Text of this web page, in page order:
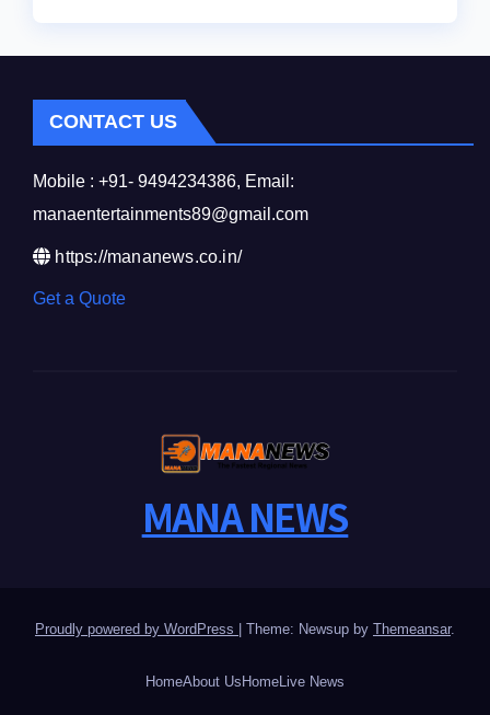
CONTACT US
Mobile : +91- 9494234386, Email:
manaentertainments89@gmail.com
https://mananews.co.in/
Get a Quote
MANA NEWS
Proudly powered by WordPress Theme: Newsup by Themeansar.
HomeAbout Us HomeLive News